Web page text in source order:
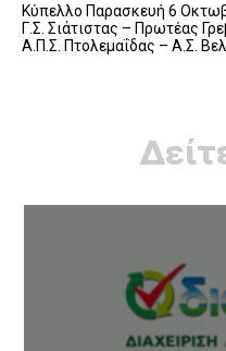
Κύπελλο Παρασκευή 6
Γ.Σ. Σιάτιστας – Πρωτέας
Α.Π.Σ. Πτολεμαΐδας – Α.Σ.